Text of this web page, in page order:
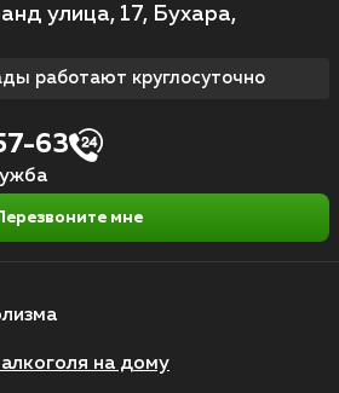
на дому
улица, 17, Бухара,
работают круглосуточно
63
мне